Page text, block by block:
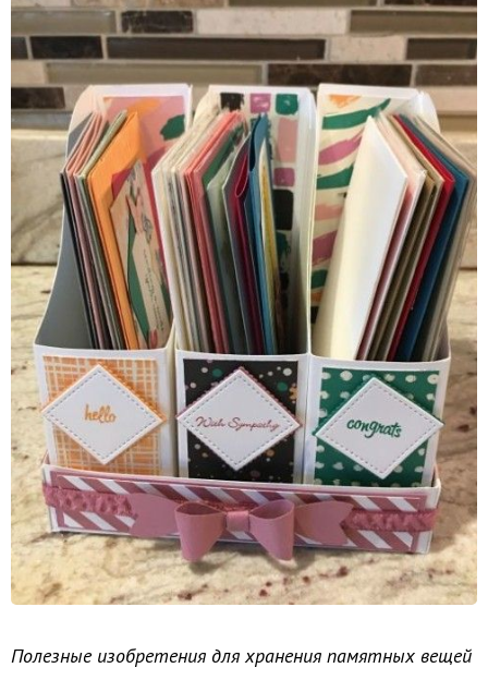
Полезные изобретения для хранения памятных вещей